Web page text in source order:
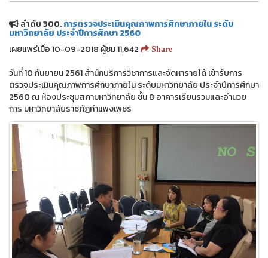
ลำดับ 300.การตรวจประเมินคุณภาพการศึกษาภายใน ระดับ
มหาวิทยาลัย ประจำปีการศึกษา 2560
เผยแพร่เมื่อ 10-09-2018 ผู้ชม 11,642
Share
วันที่ 10 กันยายน 2561 สำนักบริการวิชาการและจัดหารายได้ เข้ารับการ
ตรวจประเมินคุณภาพการศึกษาภายใน ระดับมหาวิทยาลัย ประจำปีการศึกษา
2560 ณ ห้องประชุมสภามหาวิทยาลัย ชั้น 8 อาคารเรียนรวมและอำนวย
การ มหาวิทยาลัยราชภัฏกำแพงเพชร